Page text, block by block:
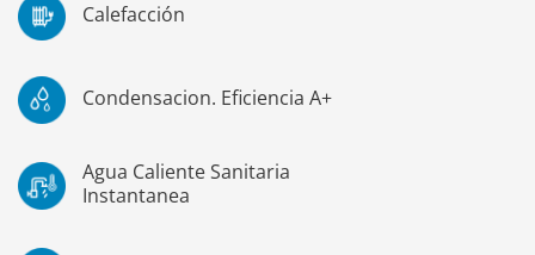
Calefacción
Condensacion. Eficiencia A+
Agua Caliente Sanitaria
Instantanea